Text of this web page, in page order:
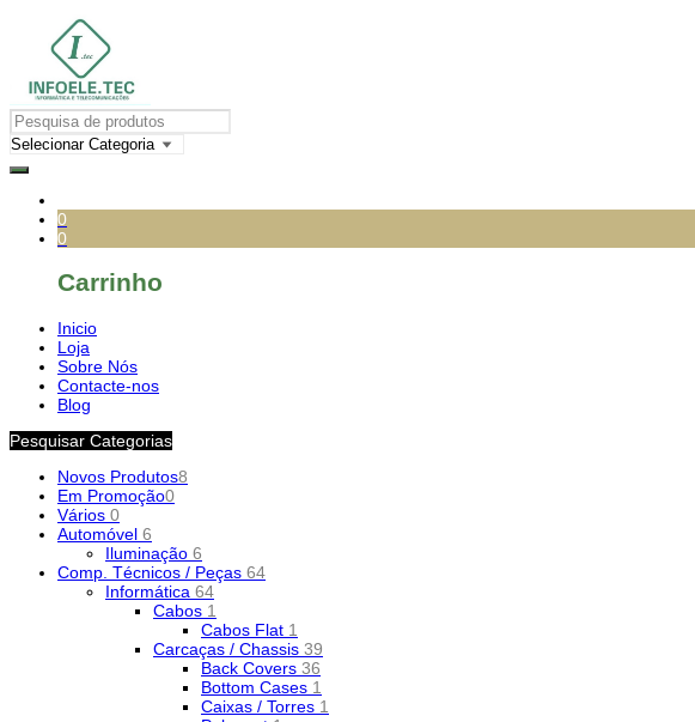
0
0
Carrinho
Inicio
Loja
Sobre Nós
Contacte-nos
Blog
Pesquisar Categorias
Novos Produtos8
Em Promoção0
Vários 0
Automóvel 6
Iluminação 6
Comp. Técnicos / Peças 64
Informática 64
Cabos 1
Cabos Flat 1
Carcaças / Chassis 39
Back Covers 36
Bottom Cases 1
Caixas / Torres 1